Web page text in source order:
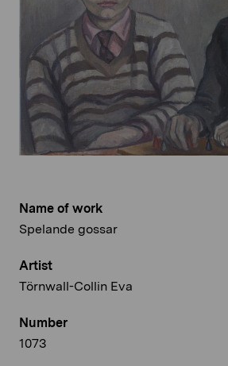
Name of work
Spelande gossar
Artist
Törnwall-Collin Eva
Number
1073